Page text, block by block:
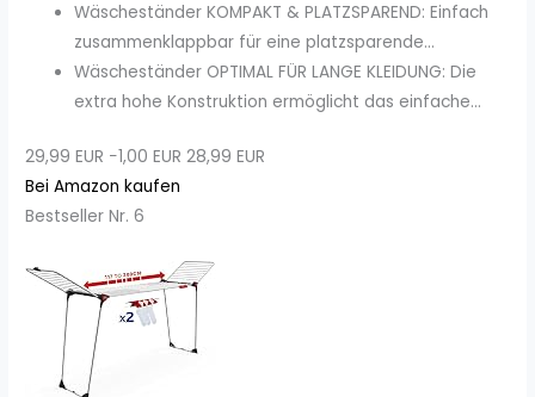
Wäscheständer KOMPAKT & PLATZSPAREND: Einfach
zusammenklappbar für eine platzsparende...
Wäscheständer OPTIMAL FÜR LANGE KLEIDUNG: Die
extra hohe Konstruktion ermöglicht das einfache...
29,99 EUR −1,00 EUR 28,99 EUR
Bei Amazon kaufen
Bestseller Nr. 6